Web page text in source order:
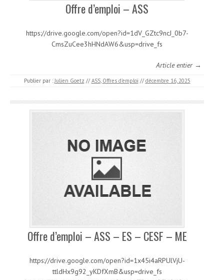
Offre d’emploi – ASS
https://drive.google.com/open?id=1dV_GZtc9ncJ_0b7-
CmsZuCee3hHNdAW6&usp=drive_fs
Article entier →
Publier par :Julien Goetz // ASS, Offres d'emploi // décembre 16, 2025
Offre d’emploi – ASS – ES – CESF – ME
https://drive.google.com/open?id=1x45i4aRPUlVjU-
ttldHx9g92_yKDfXmB&usp=drive_fs